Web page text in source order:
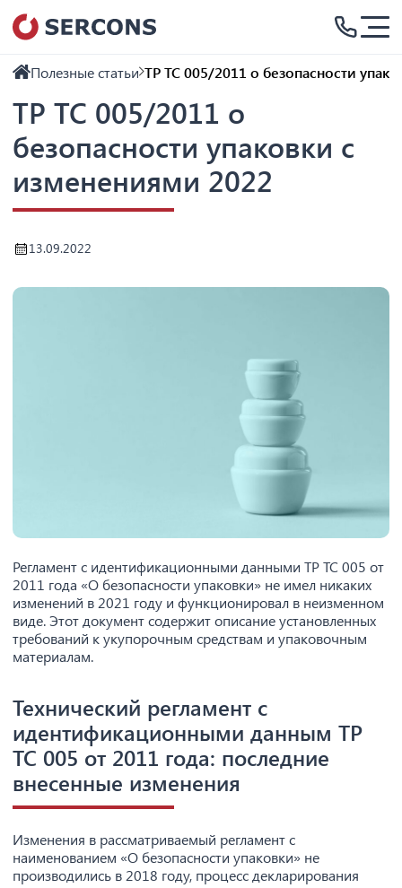
Полезные статьи ТР ТС 005/2011 о безопасности
ТР ТС 005/2011 о
безопасности упаковки с
изменениями 2022
13.09.2022
Регламент с идентификационными данными ТР ТС 005 от
2011 года «О безопасности упаковки» не имел никаких
изменений в 2021 году и функционировал в неизменном
виде. Этот документ содержит описание установленных
требований к укупорочным средствам и упаковочным
материалам.
Технический регламент с
идентификационными данным ТР
ТС 005 от 2011 года: последние
внесенные изменения
Изменения в рассматриваемый регламент с
наименованием «О безопасности упаковки» не
производились в 2018 году, процесс декларирования